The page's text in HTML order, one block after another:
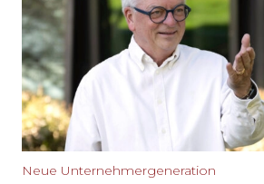
Neue Unternehmergeneration